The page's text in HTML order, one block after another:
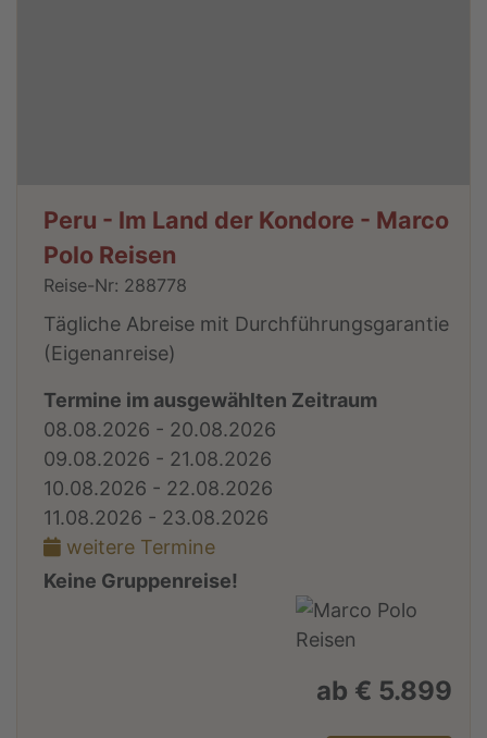
Peru - Im Land der Kondore - Marco
Polo Reisen
Reise-Nr: 288778
Tägliche Abreise mit Durchführungsgarantie
(Eigenanreise)
Termine im ausgewählten Zeitraum
08.08.2026 - 20.08.2026
09.08.2026 - 21.08.2026
10.08.2026 - 22.08.2026
11.08.2026 - 23.08.2026
weitere Termine
Keine Gruppenreise!
ab € 5.899